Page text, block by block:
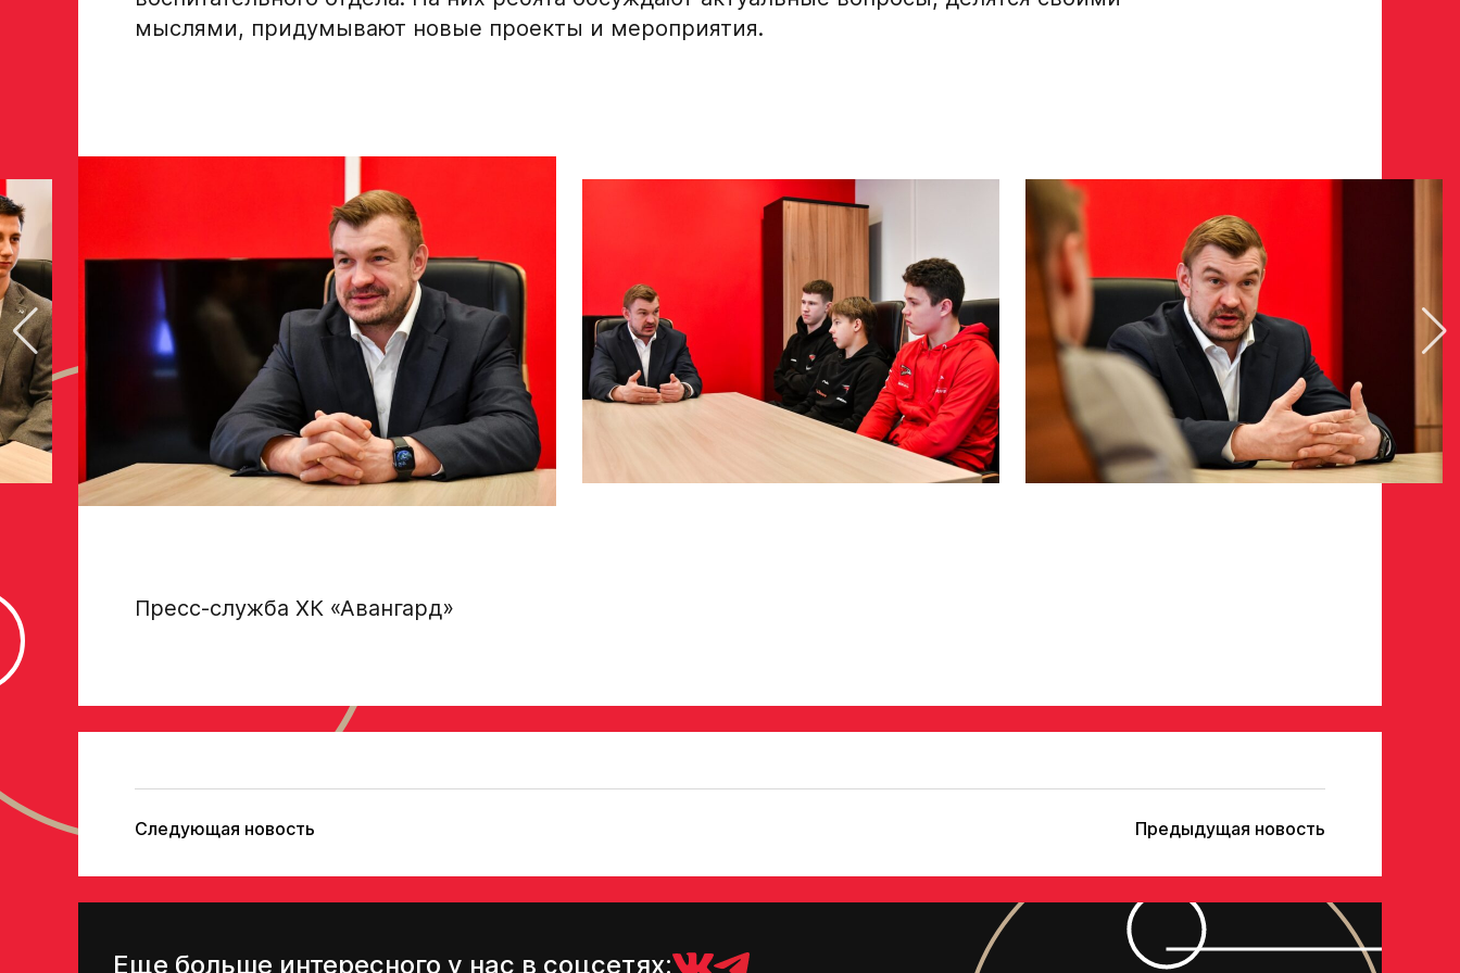
мыслями, придумывают новые проекты и мероприятия.
Пресс-служба ХК «Авангард»
Следующая новость Предыдущая новость
Еще больше интересного у нас в соцсетях:
персональных данных Ассоциации ХК Авангард
свяжутся по указанному в заявке номеру!
Отправить
Номер телефона законного представителя
Нажимая кнопку «Отправить», вы принимаетеусловия обработки
персональных данных Ассоциации ХК Авангард
Отправленная заявка попадает в базу скаутского отдела Академии
«Авангард»
В случае положительного ответа с законным представителем игрока
свяжутся по указанному в заявке номеру!